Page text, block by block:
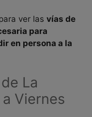
ver las vías de
para
en persona a la
La
Viernes